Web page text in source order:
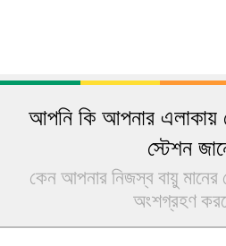
আপনি কি আপনার এলাকায়
স্টেশন
কেন আপনার নিজস্ব বায়ু মানের
অংশগ্রহণ